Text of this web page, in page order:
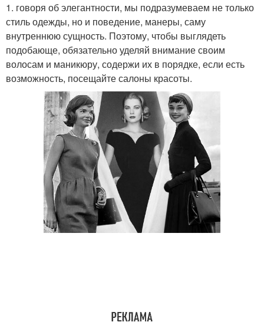
1. говоря об элегантности, мы подразумеваем не только
стиль одежды, но и поведение, манеры, саму
внутреннюю сущность. Поэтому, чтобы выглядеть
подобающе, обязательно уделяй внимание своим
волосам и маникюру, содержи их в порядке, если есть
возможность, посещайте салоны красоты.